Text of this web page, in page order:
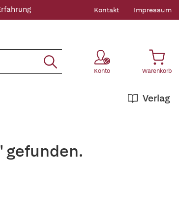
Kontakt Impressum
Konto Warenkorb
Verlag
gefunden.